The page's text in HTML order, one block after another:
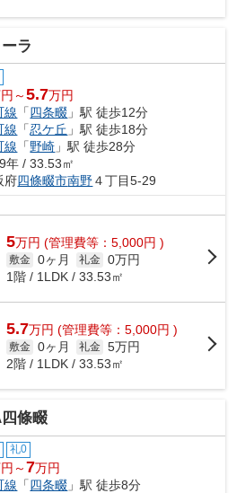
ラ
～5.7万円
線 「四条畷 」駅 徒歩12分
線 「忍ケ丘 」駅 徒歩18分
線 「野崎 」駅 徒歩28分
年 / 33.53㎡
府四條畷市南野４丁目5-29
5万円 (管理費等：5,000円 )
敷金 0ヶ月 礼金 0万円
1階 / 1LDK / 33.53㎡
5.7万円 (管理費等：5,000円 )
敷金 0ヶ月 礼金 5万円
2階 / 1LDK / 33.53㎡
條畷
礼0
～7万円
線 「四条畷 」駅 徒歩8分